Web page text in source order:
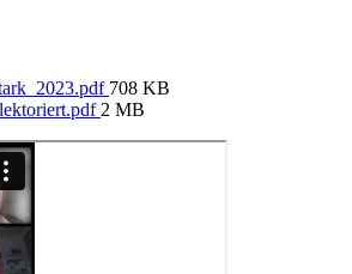
708 KB
2 MB